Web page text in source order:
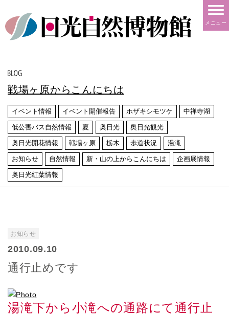
メニュー
戦場ヶ原からこんにちは
イベント情報 イベント開催報告 ホザキシモツケ 中禅寺湖
低公害バス自然情報 夏 奥日光 奥日光観光
奥日光開花情報 戦場ヶ原 栃木 歩道状況 湯滝
お知らせ 自然情報 新・山の上からこんにちは 企画展情報
奥日光紅葉情報
お知らせ
2010.09.10
通行止めです
湯滝下から小滝への通路にて通行止